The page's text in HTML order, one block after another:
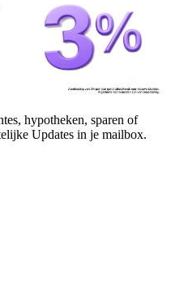
hypotheken, sparen of
Updates in je mailbox.